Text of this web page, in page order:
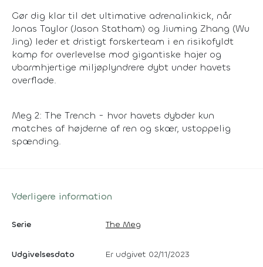
Gør dig klar til det ultimative adrenalinkick, når
Jonas Taylor (Jason Statham) og Jiuming Zhang (Wu
Jing) leder et dristigt forskerteam i en risikofyldt
kamp for overlevelse mod gigantiske hajer og
ubarmhjertige miljøplyndrere dybt under havets
overflade.
Meg 2: The Trench - hvor havets dybder kun
matches af højderne af ren og skær, ustoppelig
spænding.
Yderligere information
Serie The Meg
Udgivelsesdato Er udgivet 02/11/2023